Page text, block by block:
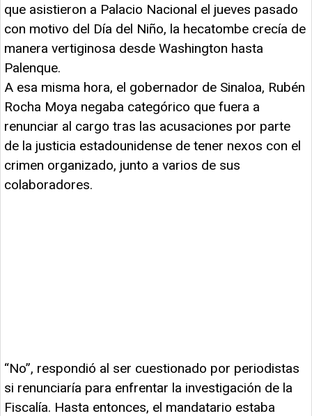
que asistieron a Palacio Nacional el jueves pasado
con motivo del Día del Niño, la hecatombe crecía de
manera vertiginosa desde Washington hasta
Palenque.
A esa misma hora, el gobernador de Sinaloa, Rubén
Rocha Moya negaba categórico que fuera a
renunciar al cargo tras las acusaciones por parte
de la justicia estadounidense de tener nexos con el
crimen organizado, junto a varios de sus
colaboradores.
“No”, respondió al ser cuestionado por periodistas
si renunciaría para enfrentar la investigación de la
Fiscalía. Hasta entonces, el mandatario estaba